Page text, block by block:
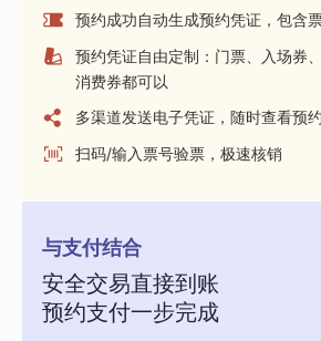
预约成功自动生成预约凭证，包含
预约凭证自由定制：门票、入场券
消费券都可以
多渠道发送电子凭证，随时查看预
扫码/输入票号验票，极速核销
与支付结合
安全交易直接到账
预约支付一步完成